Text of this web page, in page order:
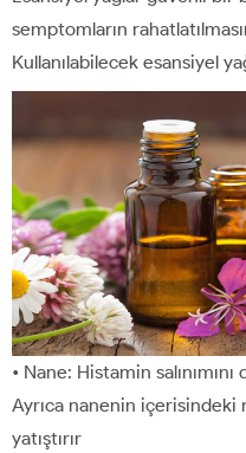
semptomların
Kullanılabilecek esansiyel
• Nane: Histamin
Ayrıca nanenin içerisindeki
yatıştırır